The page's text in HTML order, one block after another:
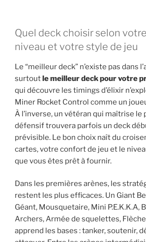
Quel deck choisir selon
niveau et votre style de jeu
Le “meilleur deck” n’existe pas dans
surtoutle meilleur deck pour votre
qui découvre les timings d’élixir
Miner Rocket Control comme un
À l’inverse, un vétéran qui maîtrise le
défensif trouvera parfois un deck
prévisible. Le bon choix naît du
cartes, votre confort de jeu et le
que vous êtes prêt à fournir.
Dans les premières arènes, les
restent les plus efficaces. Un Giant
Géant, Mousquetaire, Mini P.E.K.K.A,
Archers, Armée de squelettes,
apprend les bases : tanker, soutenir,